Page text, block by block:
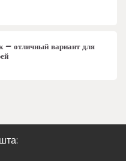
– отличный вариант для